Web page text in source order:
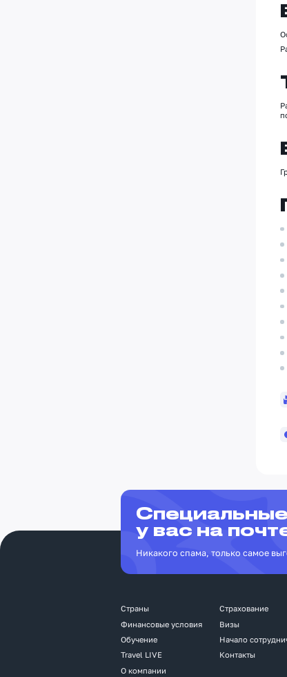
у вас на
Никакого спама, только самое
Страны
Финансовые условия
Обучение
Travel LIVE
О компании
Страхование
Визы
Начало
Контакты